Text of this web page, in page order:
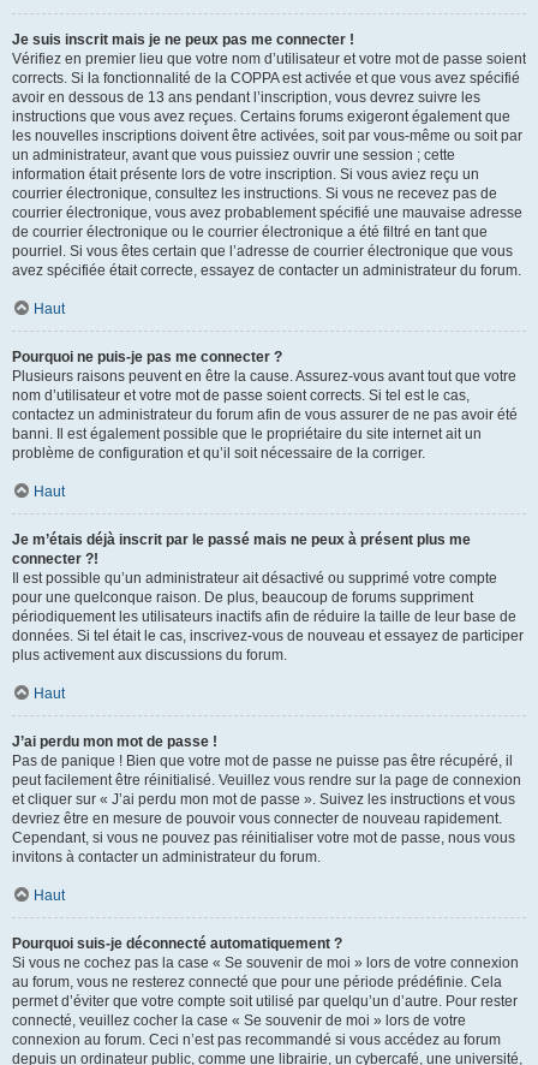
Je suis inscrit mais je ne peux pas me connecter !
Vérifiez en premier lieu que votre nom d’utilisateur et votre mot de passe soient
corrects. Si la fonctionnalité de la COPPA est activée et que vous avez spécifié
avoir en dessous de 13 ans pendant l’inscription, vous devrez suivre les
instructions que vous avez reçues. Certains forums exigeront également que
les nouvelles inscriptions doivent être activées, soit par vous-même ou soit par
un administrateur, avant que vous puissiez ouvrir une session ; cette
information était présente lors de votre inscription. Si vous aviez reçu un
courrier électronique, consultez les instructions. Si vous ne recevez pas de
courrier électronique, vous avez probablement spécifié une mauvaise adresse
de courrier électronique ou le courrier électronique a été filtré en tant que
pourriel. Si vous êtes certain que l’adresse de courrier électronique que vous
avez spécifiée était correcte, essayez de contacter un administrateur du forum.
Haut
Pourquoi ne puis-je pas me connecter ?
Plusieurs raisons peuvent en être la cause. Assurez-vous avant tout que votre
nom d’utilisateur et votre mot de passe soient corrects. Si tel est le cas,
contactez un administrateur du forum afin de vous assurer de ne pas avoir été
banni. Il est également possible que le propriétaire du site internet ait un
problème de configuration et qu’il soit nécessaire de la corriger.
Haut
Je m’étais déjà inscrit par le passé mais ne peux à présent plus me
connecter ?!
Il est possible qu’un administrateur ait désactivé ou supprimé votre compte
pour une quelconque raison. De plus, beaucoup de forums suppriment
périodiquement les utilisateurs inactifs afin de réduire la taille de leur base de
données. Si tel était le cas, inscrivez-vous de nouveau et essayez de participer
plus activement aux discussions du forum.
Haut
J’ai perdu mon mot de passe !
Pas de panique ! Bien que votre mot de passe ne puisse pas être récupéré, il
peut facilement être réinitialisé. Veuillez vous rendre sur la page de connexion
et cliquer sur « J’ai perdu mon mot de passe ». Suivez les instructions et vous
devriez être en mesure de pouvoir vous connecter de nouveau rapidement.
Cependant, si vous ne pouvez pas réinitialiser votre mot de passe, nous vous
invitons à contacter un administrateur du forum.
Haut
Pourquoi suis-je déconnecté automatiquement ?
Si vous ne cochez pas la case « Se souvenir de moi » lors de votre connexion
au forum, vous ne resterez connecté que pour une période prédéfinie. Cela
permet d’éviter que votre compte soit utilisé par quelqu’un d’autre. Pour rester
connecté, veuillez cocher la case « Se souvenir de moi » lors de votre
connexion au forum. Ceci n’est pas recommandé si vous accédez au forum
depuis un ordinateur public, comme une librairie, un cybercafé, une université,